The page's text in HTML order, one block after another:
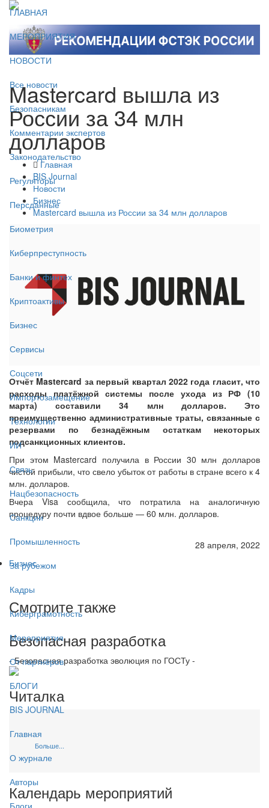
ГЛАВНАЯ
МЕРОПРИЯТИЯ
НОВОСТИ
Все новости
Безопасникам
Комментарии экспертов
Законодательство
Регуляторы
Персданные
Биометрия
Киберпреступность
Банки и финтех
Криптоактивы
Бизнес
Сервисы
Соцсети
Импортозамещение
Технологии
ИИ
Связь
Нацбезопасность
Санкции
Промышленность
За рубежом
Кадры
Киберграмотность
Мероприятия
От партнёров
БЛОГИ
BIS JOURNAL
Главная
О журнале
Авторы
Блоги
Mastercard вышла из
России за 34 млн
долларов
Главная
BIS Journal
Новости
Бизнес
Mastercard вышла из России за 34 млн долларов
Отчёт Mastercard за первый квартал 2022 года гласит, что
расходы платёжной системы после ухода из РФ (10
марта) составили 34 млн долларов. Это
преимущественно административные траты, связанные с
резервами по безнадёжным остаткам некоторых
подсанкционных клиентов.
При этом Mastercard получила в России 30 млн долларов
чистой прибыли, что свело убыток от работы в стране всего к 4
млн. долларов.
Вчера Visa сообщила, что потратила на аналогичную
процедуру почти вдвое больше — 60 млн. долларов.
28 апреля, 2022
Бизнес
Смотрите также
Безопасная разработка
- Безопасная разработка эволюция по ГОСТу -
Читалка
Больше...
Календарь мероприятий